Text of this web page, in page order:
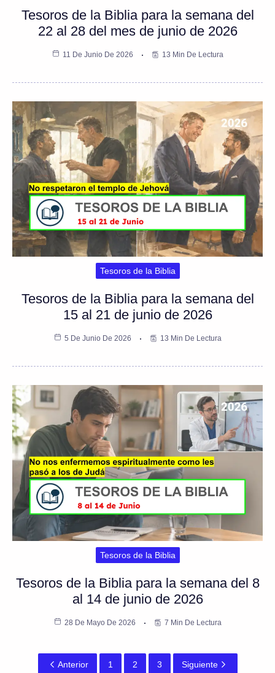
Tesoros de la Biblia para la semana del
22 al 28 del mes de junio de 2026
11 De Junio De 2026 13 Min De Lectura
Tesoros de la Biblia
Tesoros de la Biblia para la semana del
15 al 21 de junio de 2026
5 De Junio De 2026 13 Min De Lectura
Tesoros de la Biblia
Tesoros de la Biblia para la semana del 8
al 14 de junio de 2026
28 De Mayo De 2026 7 Min De Lectura
Anterior 1 2 3 Siguiente